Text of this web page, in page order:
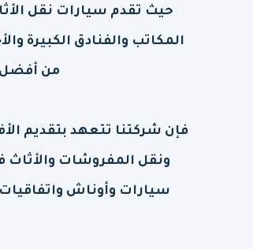
حيث تقدم سيارات نقل
المكاتب والفنادق الكبيرة
من أفضل
فإن شركتنا تتعهد بتقديم
ونقل المفروشات والأثاث
سيارات وأوناش